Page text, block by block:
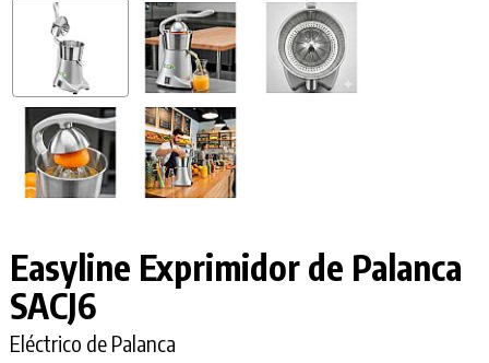
Easyline Exprimidor de Palanca
SACJ6
Eléctrico de Palanca